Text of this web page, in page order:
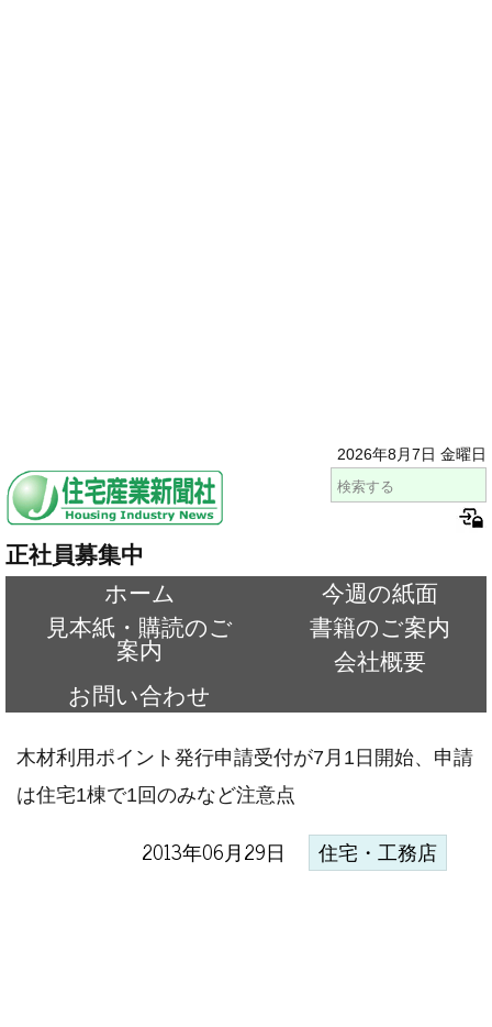
2026年8月7日 金曜日
正社員募集中
ホーム
今週の紙面
見本紙・購読のご
案内
書籍のご案内
会社概要
お問い合わせ
木材利用ポイント発行申請受付が7月1日開始、申請
は住宅1棟で1回のみなど注意点
2013年06月29日 住宅・工務店